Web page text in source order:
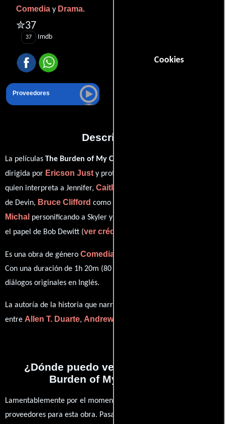
Cookies
Comedia y Drama.
✮37
37 Imdb
Proveedores
Descripción
La películas The Burden of My Company
dirigida por Ericson Justy protagonizada por
quien interpreta a Jennifer, Caitlin Michael Riley
de Devin, Bruce Clifford como Tow Operator,
Michal personificando a Skyler y
el papel de Bob Dewitt (ver créditos completos
Es una obra de género Comedia
Con una duración de 1h 20m (80 minutos), esta película tiene
diálogos originales en Inglés.
La autoría de la historia que narra esta obra está compartida
entre Allen T. Duarte, Andrew Harwood
¿Dónde puedo ver la películas The
Burden of My Company?
Lamentablemente por el momento no contamos con enlaces a
proveedores para esta obra. Pasa por nuestro catálogo de